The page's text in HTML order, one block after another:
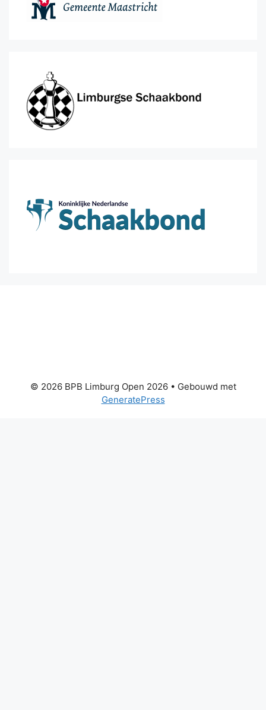
© 2026 BPB Limburg Open 2026• Gebouwd met
GeneratePress